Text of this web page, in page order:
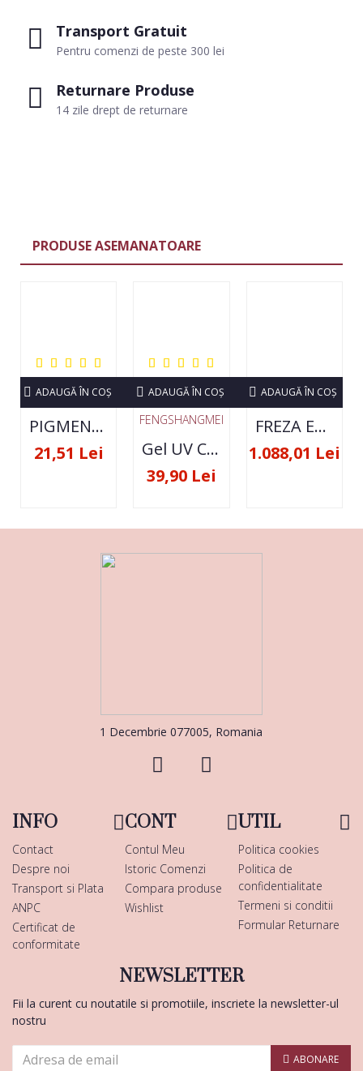
Transport Gratuit
Pentru comenzi de peste 300 lei
Returnare Produse
14 zile drept de returnare
PRODUSE ASEMANATOARE
PIGMENT NEON SET 12 CULORI
21,51 Lei
ADAUGĂ ÎN COŞ
FENGSHANGMEI
Gel UV Constructie FSM 50ML - 07
39,90 Lei
ADAUGĂ ÎN COŞ
FREZA ELECTRICA STRONG 210 35000 RPM- ORIGINALA
1.088,01 Lei
ADAUGĂ ÎN COŞ
1 Decembrie 077005, Romania
INFO
Contact
Despre noi
Transport si Plata
ANPC
Certificat de
conformitate
CONT
Contul Meu
Istoric Comenzi
Compara produse
Wishlist
UTIL
Politica cookies
Politica de
confidentialitate
Termeni si conditii
Formular Returnare
NEWSLETTER
Fii la curent cu noutatile si promotiile, inscriete la newsletter-ul
nostru
ABONARE